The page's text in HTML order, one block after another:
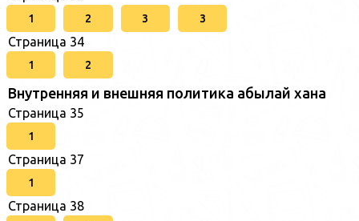
1 2 3 3
Страница 34
1 2
Внутренняя и внешняя политика абылай хана
Страница 35
1
Страница 37
1
Страница 38